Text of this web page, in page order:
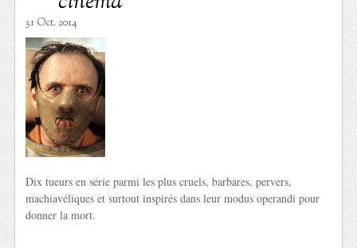
31 Oct. 2014
Dix tueurs en série parmi les plus cruels, barbares, pervers,
machiavéliques et surtout inspirés dans leur modus operandi pour
donner la mort.